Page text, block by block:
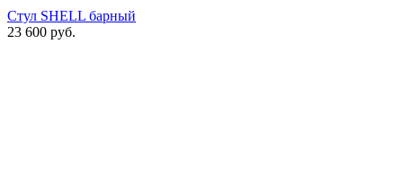
Стул SHELL барный
23 600 руб.